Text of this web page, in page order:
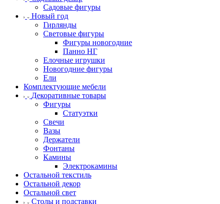
Садовые фигуры
Новый год
Гирлянды
Световые фигуры
Фигуры новогодние
Панно НГ
Елочные игрушки
Новогодние фигуры
Ели
Комплектующие мебели
Декоративные товары
Фигуры
Статуэтки
Свечи
Вазы
Держатели
Фонтаны
Камины
Электрокамины
Остальной текстиль
Остальной декор
Остальной свет
Столы и подставки